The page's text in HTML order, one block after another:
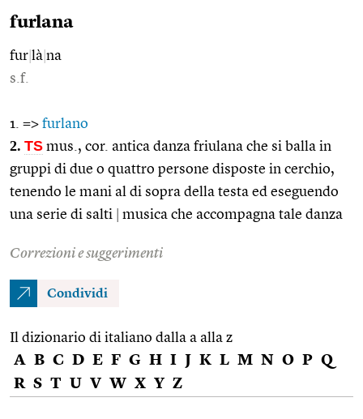
furlana
fur là na
s.f.
1. => furlano
2. TS mus., cor. antica danza friulana che si balla in
gruppi di due o quattro persone disposte in cerchio,
tenendo le mani al di sopra della testa ed eseguendo
una serie di salti
musica che accompagna tale danza
Correzioni e suggerimenti
Condividi
Il dizionario di italiano dalla a alla z
A B C D E F G H I J K L M N O P Q
R S T U V W X Y Z